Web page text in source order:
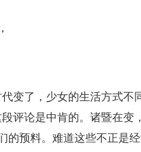
了，少女的生活方式不
评论是中肯的。诸暨在
的预料。难道这些不正是